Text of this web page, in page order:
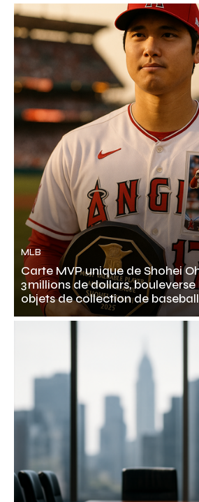
MLB
Carte MVP unique de Shohei
3 millions de dollars,
objets de collection de baseball